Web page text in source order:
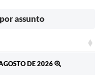
assunto
DE 2026